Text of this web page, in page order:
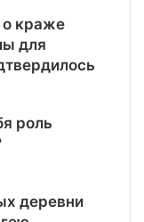
о краже
для
роль
деревни